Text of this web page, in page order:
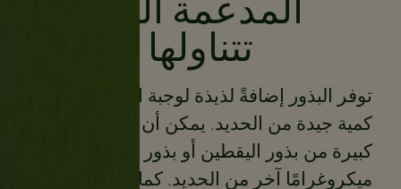
المدعمة التي
تتناولها
توفر البذور إضافةً لذيذة لوجبة الفطور وتمنح
كمية جيدة من الحديد. يمكن أن تضيف ملعقة
كبيرة من بذور اليقطين أو بذور الكتان
ميكروغرامًا آخر من الحديد. كما أن الفاكهة